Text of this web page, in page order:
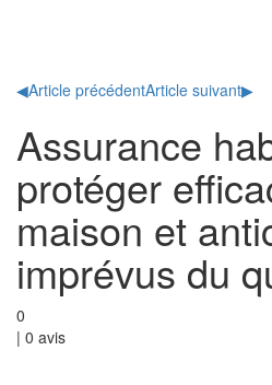
◀Article précédentArticle suivant▶
Assurance
protéger
maison et
imprévus du
0
| 0 avis